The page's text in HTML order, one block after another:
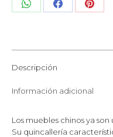
Share Share Share
Descripción
Información adicional
Los muebles chinos ya
Su quincallería